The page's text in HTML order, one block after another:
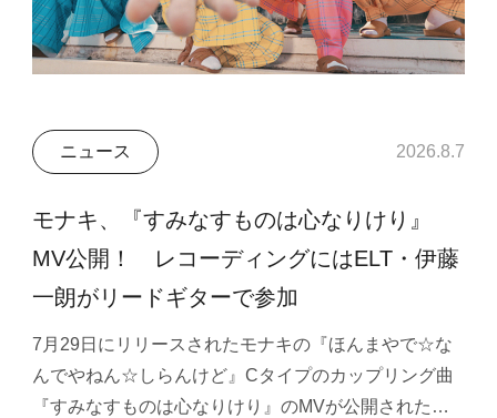
ニュース 2026.8.7
モナキ、『すみなすものは心なりけり』
MV公開！ レコーディングにはELT・伊藤
一朗がリードギターで参加
7月29日にリリースされたモナキの『ほんまやで☆な
んでやねん☆しらんけど』Cタイプのカップリング曲
『すみなすものは心なりけり』のMVが公開された…